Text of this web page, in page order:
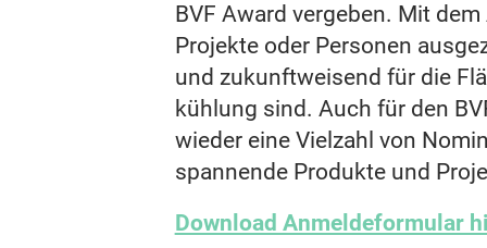
BVF Award vergeben. Mit
Projekte oder Personen
und zukunftweisend für die
kühlung sind. Auch für den
wieder eine Vielzahl von
spannende Produkte und
Download Anmeldeformular